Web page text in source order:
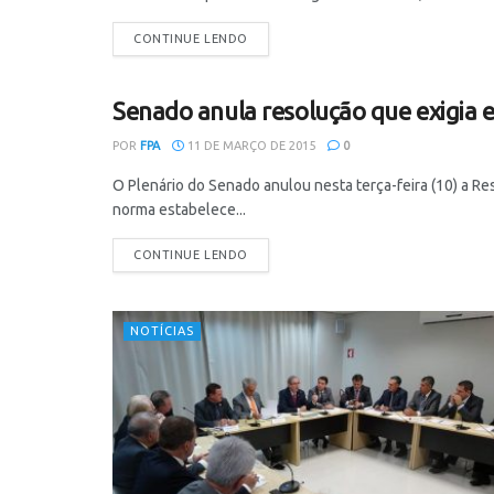
CONTINUE LENDO
NOTÍCIAS
Senado anula resolução que
POR FPA 11 DE MARÇO DE 2015 0
O Plenário do Senado anulou nesta terça-feira (10) a
norma estabelece...
CONTINUE LENDO
NOTÍCIAS